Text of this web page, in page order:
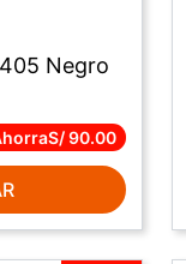
Negro
S/90.00